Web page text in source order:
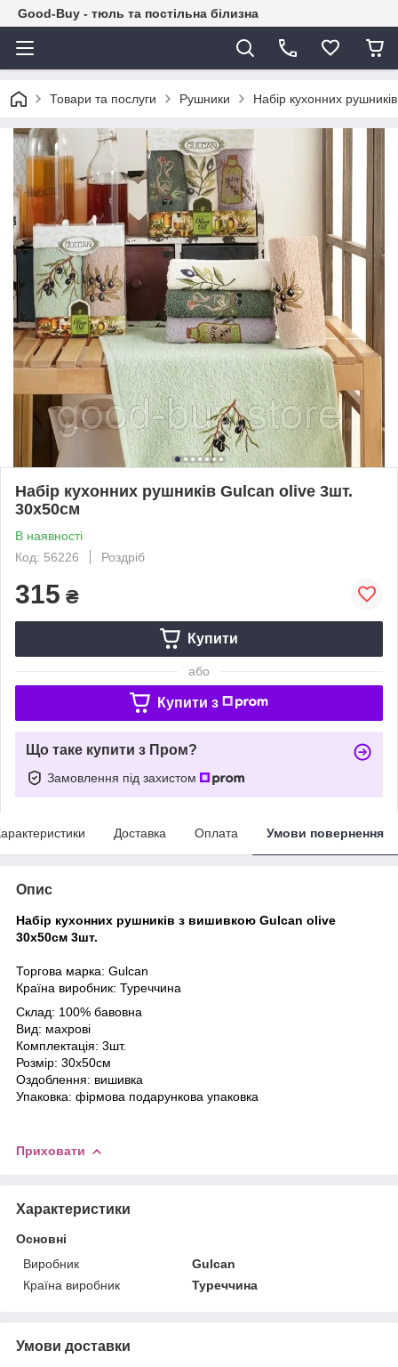
Good-Buy - тюль та постільна білизна
Товари та послуги Рушники Набір кухонних
Набір кухонних рушників Gulcan olive 3шт.
30х50см
В наявності
Код: 56226
Роздріб
315 ₴
Купити
або
Купити з
Що таке купити з Пром?
Замовлення під захистом
Доставка Оплата Умови повернення
Опис
Набір кухонних рушників з вишивкою Gulcan olive
30х50см 3шт.
Торгова марка: Gulcan
Країна виробник: Туреччина
Склад: 100% бавовна
Вид: махрові
Комплектація: 3шт.
Розмір: 30х50см
Оздоблення: вишивка
Упаковка: фірмова подарункова упаковка
Приховати
Характеристики
Основні
Виробник
Gulcan
Країна виробник
Туреччина
Умови доставки